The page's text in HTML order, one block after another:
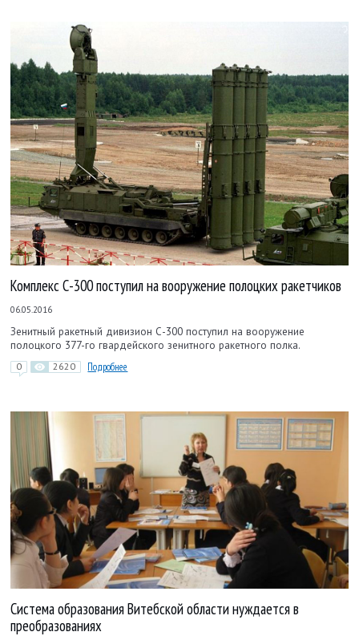
Комплекс С-300 поступил на вооружение полоцких ракетчиков
06.05.2016
Зенитный ракетный дивизион С-300 поступил на вооружение
полоцкого 377-го гвардейского зенитного ракетного полка.
0 2620 Подробнее
Система образования Витебской области нуждается в
преобразованиях